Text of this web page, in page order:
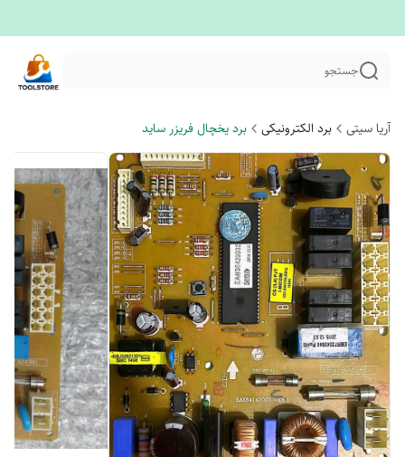
جستجو
آریا سیتی برد الکترونیکی برد یخچال فریزر ساید